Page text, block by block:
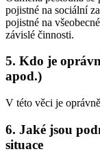
pojistné na sociální
pojistné na
závislé činnosti.
5. Kdo je
apod.)
V této věci je
6. Jaké jsou
situace